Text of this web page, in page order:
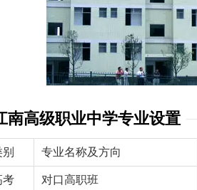
南高级职业中学专业设置
别 专业名称及方向
考 对口高职班